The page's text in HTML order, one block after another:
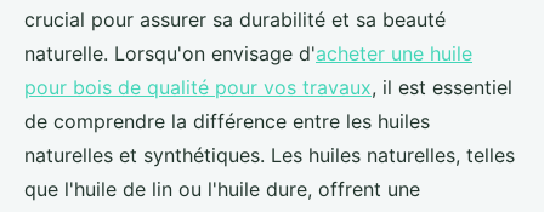
crucial pour assurer sa durabilité et sa beauté
naturelle. Lorsqu'on envisage d'acheter une huile
pour bois de qualité pour vos travaux, il est essentiel
de comprendre la différence entre les huiles
naturelles et synthétiques. Les huiles naturelles, telles
que l'huile de lin ou l'huile dure, offrent une